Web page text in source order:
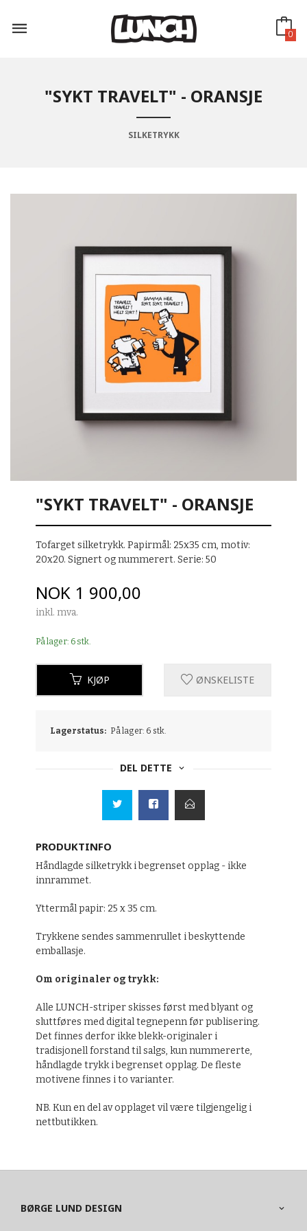
innholdet
0
"SYKT TRAVELT" - ORANSJE
SILKETRYKK
"SYKT TRAVELT" - ORANSJE
Tofarget silketrykk. Papirmål: 25x35 cm, motiv:
20x20. Signert og nummerert. Serie: 50
Pris
NOK 1 900,00
inkl. mva.
På lager: 6 stk.
KJØP ØNSKELISTE
Lagerstatus: På lager: 6 stk.
DEL DETTE
PRODUKTINFO
Håndlagde silketrykk i begrenset opplag - ikke
innrammet.
Yttermål papir: 25 x 35 cm.
Trykkene sendes sammenrullet i beskyttende
emballasje.
Om originaler og trykk:
Alle LUNCH-striper skisses først med blyant og
sluttføres med digital tegnepenn før publisering.
Det finnes derfor ikke blekk-originaler i
tradisjonell forstand til salgs, kun nummererte,
håndlagde trykk i begrenset opplag. De fleste
motivene finnes i to varianter.
NB. Kun en del av opplaget vil være tilgjengelig i
nettbutikken.
BØRGE LUND DESIGN